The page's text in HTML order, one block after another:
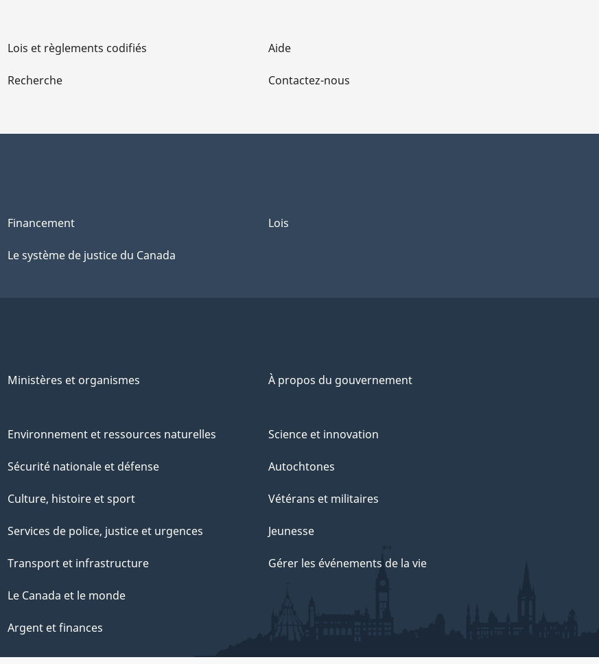
Lois et règlements codifiés
Recherche
Aide
Contactez-nous
Financement
Le système de justice du Canada
Lois
Ministères et organismes À propos du gouvernement
Environnement et ressources naturelles
Sécurité nationale et défense
Culture, histoire et sport
Services de police, justice et urgences
Transport et infrastructure
Le Canada et le monde
Argent et finances
Science et innovation
Autochtones
Vétérans et militaires
Jeunesse
Gérer les événements de la vie